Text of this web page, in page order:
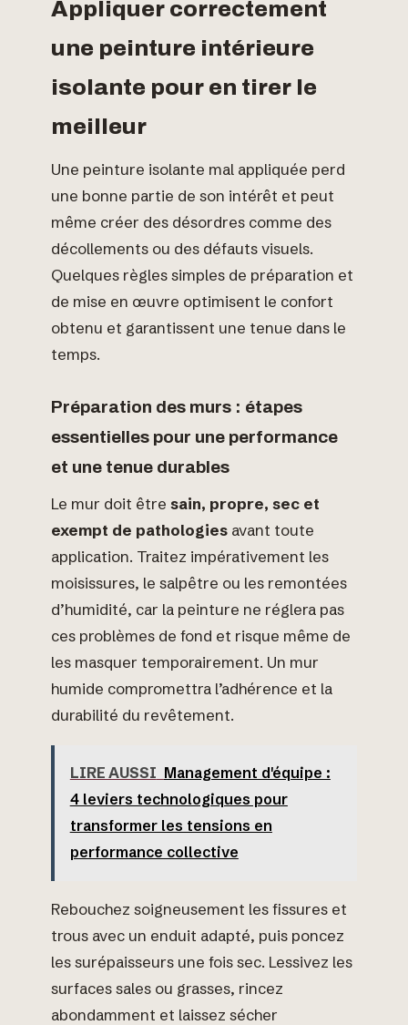
Appliquer correctement
une peinture intérieure
isolante pour en tirer le
meilleur
Une peinture isolante mal appliquée perd
une bonne partie de son intérêt et peut
même créer des désordres comme des
décollements ou des défauts visuels.
Quelques règles simples de préparation et
de mise en œuvre optimisent le confort
obtenu et garantissent une tenue dans le
temps.
Préparation des murs : étapes
essentielles pour une performance
et une tenue durables
Le mur doit être sain, propre, sec et
exempt de pathologies avant toute
application. Traitez impérativement les
moisissures, le salpêtre ou les remontées
d’humidité, car la peinture ne réglera pas
ces problèmes de fond et risque même de
les masquer temporairement. Un mur
humide compromettra l’adhérence et la
durabilité du revêtement.
LIRE AUSSI Management d'équipe :
4 leviers technologiques pour
transformer les tensions en
performance collective
Rebouchez soigneusement les fissures et
trous avec un enduit adapté, puis poncez
les surépaisseurs une fois sec. Lessivez les
surfaces sales ou grasses, rincez
abondamment et laissez sécher